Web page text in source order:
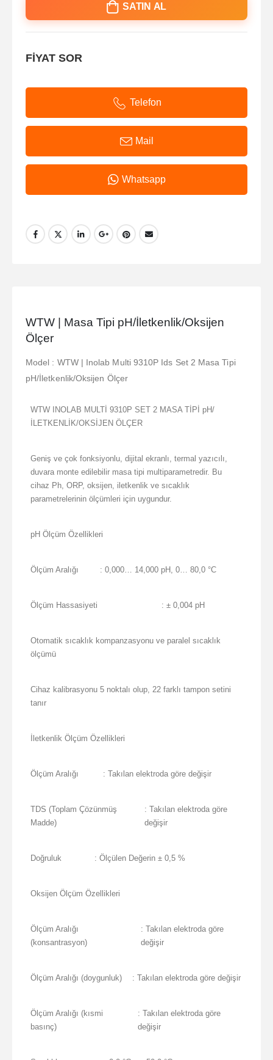
SATIN AL
FİYAT SOR
Telefon
Mail
Whatsapp
WTW | Masa Tipi pH/İletkenlik/Oksijen
Ölçer
Model : WTW | Inolab Multi 9310P Ids Set 2 Masa Tipi
pH/İletkenlik/Oksijen Ölçer
WTW INOLAB MULTİ 9310P SET 2 MASA TİPİ pH/
İLETKENLİK/OKSİJEN ÖLÇER
Geniş ve çok fonksiyonlu, dijital ekranlı, termal yazıcılı,
duvara monte edilebilir masa tipi multiparametredir. Bu
cihaz Ph, ORP, oksijen, iletkenlik ve sıcaklık
parametrelerinin ölçümleri için uygundur.
pH Ölçüm Özellikleri
Ölçüm Aralığı : 0,000… 14,000 pH, 0… 80,0 °C
Ölçüm Hassasiyeti : ± 0,004 pH
Otomatik sıcaklık kompanzasyonu ve paralel sıcaklık
ölçümü
Cihaz kalibrasyonu 5 noktalı olup, 22 farklı tampon setini
tanır
İletkenlik Ölçüm Özellikleri
Ölçüm Aralığı : Takılan elektroda göre değişir
TDS (Toplam Çözünmüş
Madde)
: Takılan elektroda göre
değişir
Doğruluk : Ölçülen Değerin ± 0,5 %
Oksijen Ölçüm Özellikleri
Ölçüm Aralığı
(konsantrasyon)
: Takılan elektroda göre
değişir
Ölçüm Aralığı (doygunluk) : Takılan elektroda göre değişir
Ölçüm Aralığı (kısmi
basınç)
: Takılan elektroda göre
değişir